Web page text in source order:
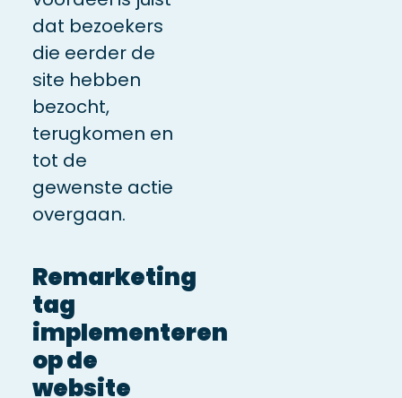
dat bezoekers
die eerder de
site hebben
bezocht,
terugkomen en
tot de
gewenste actie
overgaan.
Remarketing
tag
implementeren
op de
website